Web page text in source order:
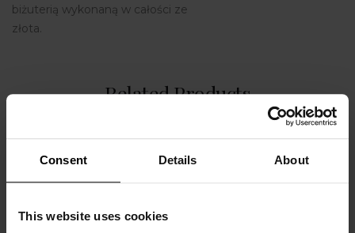
Consent Details About
This website uses cookies
biżuterią wykonaną w całości ze
złota.
Related Products